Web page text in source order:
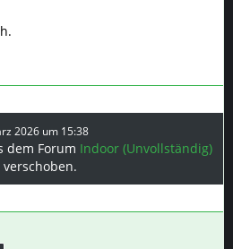
verschoben.